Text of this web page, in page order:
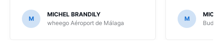
M
MICHEL BRANDILY
wheego Aéroport de Málaga
M